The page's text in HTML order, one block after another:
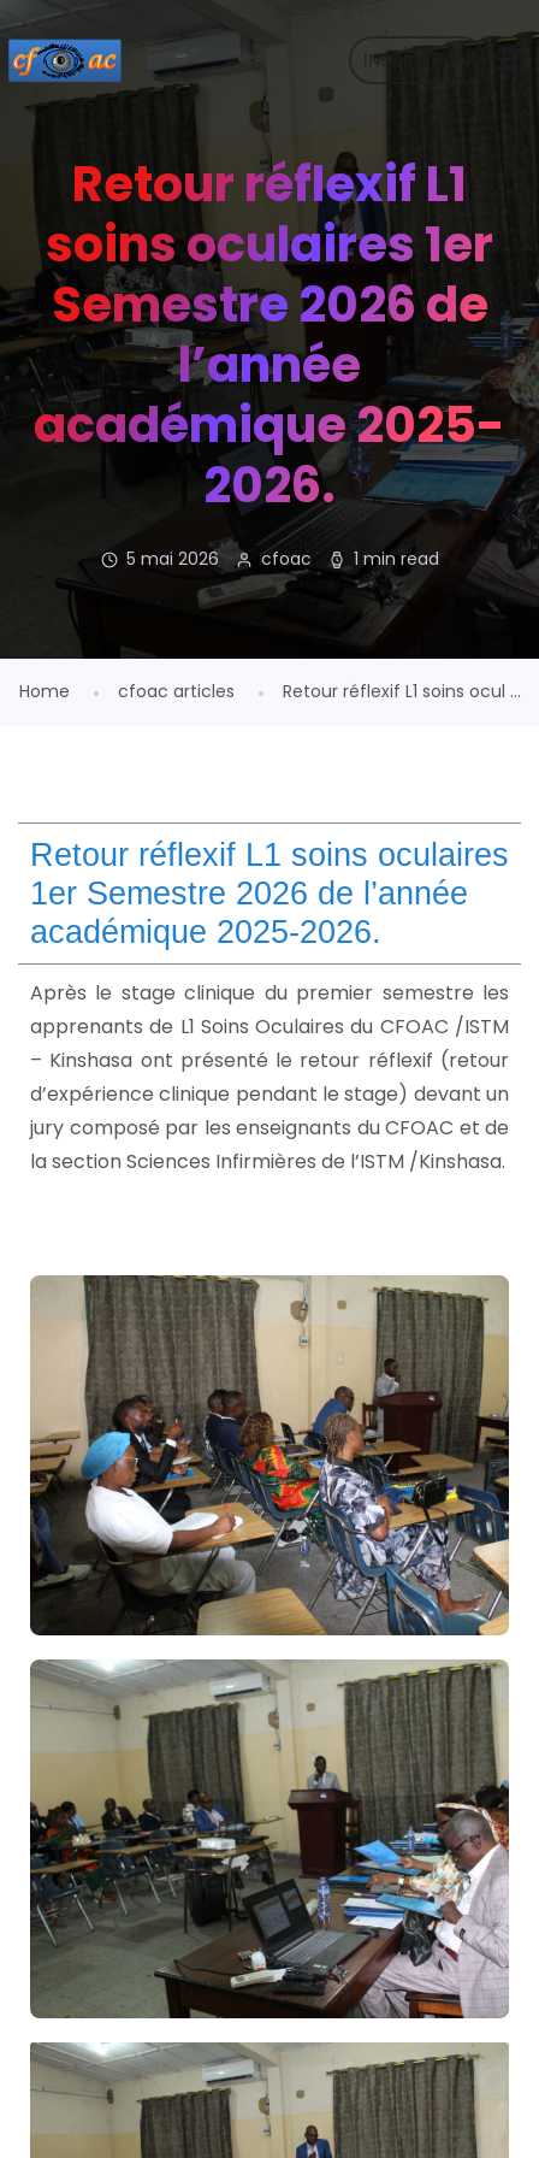
INSCRIPTION
Retour réflexif L1
soins oculaires 1er
Semestre 2026 de
l’année
académique 2025-
2026.
5 mai 2026 cfoac 1 min read
Home cfoac articles Retour réflexif L1 soins ocul ...
Retour réflexif L1 soins oculaires
1er Semestre 2026 de l’année
académique 2025-2026.
Après le stage clinique du premier semestre les
apprenants de L1 Soins Oculaires du CFOAC /ISTM
– Kinshasa ont présenté le retour réflexif (retour
d’expérience clinique pendant le stage) devant un
jury composé par les enseignants du CFOAC et de
la section Sciences Infirmières de l’ISTM /Kinshasa.